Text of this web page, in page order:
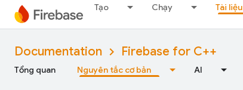
Tạo Chạy Tài liệu
Documentation Firebase for C++
Tổng quan Nguyên tắc cơ bản AI